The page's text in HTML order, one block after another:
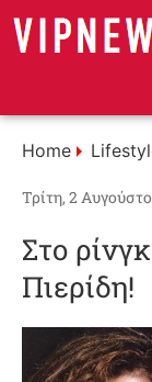
Home
Τρίτη, 2
Στο
Πιερίδη!